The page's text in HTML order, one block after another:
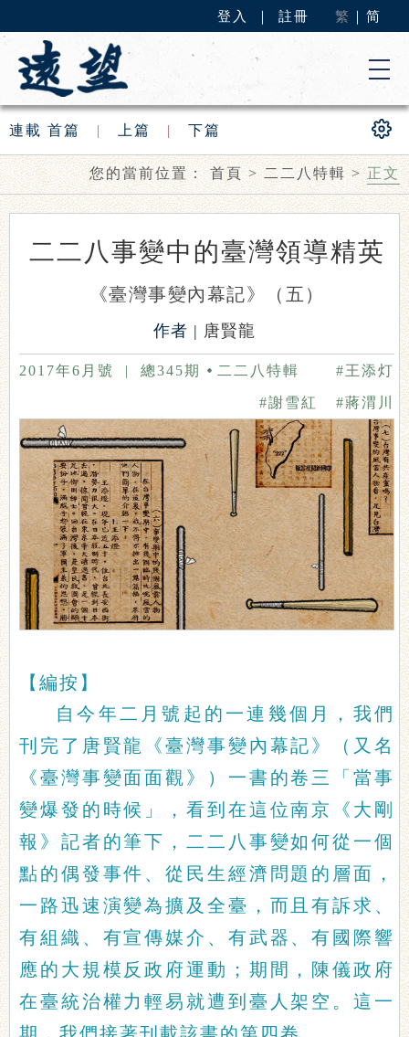
登入 註冊 繁 简
連載 首篇 | 上篇 | 下篇
您的當前位置：首頁>二二八特輯>正文
二二八事變中的臺灣領導精英
《臺灣事變內幕記》（五）
作者 | 唐賢龍
2017年6月號 | 總345期 二二八特輯 #王添灯
#蔣渭川
#謝雪紅
【編按】
自今年二月號起的一連幾個月，我們
刊完了唐賢龍《臺灣事變內幕記》（又名
《臺灣事變面面觀》）一書的卷三「當事
變爆發的時候」，看到在這位南京《大剛
報》記者的筆下，二二八事變如何從一個
點的偶發事件、從民生經濟問題的層面，
一路迅速演變為擴及全臺，而且有訴求、
有組織、有宣傳媒介、有武器、有國際響
應的大規模反政府運動；期間，陳儀政府
在臺統治權力輕易就遭到臺人架空。這一